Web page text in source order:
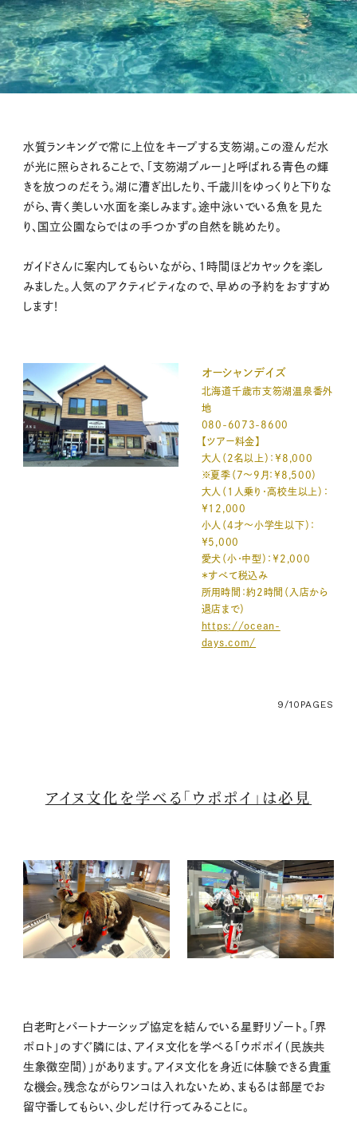
水質ランキングで常に上位をキープする支笏湖。この澄んだ水
が光に照らされることで、「支笏湖ブルー」と呼ばれる青色の輝
きを放つのだそう。湖に漕ぎ出したり、千歳川をゆっくりと下りな
がら、青く美しい水面を楽しみます。途中泳いでいる魚を見た
り、国立公園ならではの手つかずの自然を眺めたり。
ガイドさんに案内してもらいながら、1時間ほどカヤックを楽し
みました。人気のアクティビティなので、早めの予約をおすすめ
します！
オーシャンデイズ
北海道千歳市支笏湖温泉番外
地
080-6073-8600
【ツアー料金】
大人（2名以上）：￥8,000
※夏季（7～9月：￥8,500）
大人（1人乗り・高校生以上）：
￥12,000
小人（4才～小学生以下）：
￥5,000
愛犬（小・中型）：￥2,000
＊すべて税込み
所用時間：約2時間（入店から
退店まで）
https://ocean-
days.com/
9/10 PAGES
アイヌ文化を学べる「ウポポイ」は必見
白老町とパートナーシップ協定を結んでいる星野リゾート。「界
ポロト」のすぐ隣には、アイヌ文化を学べる「ウポポイ（民族共
生象徴空間）」があります。アイヌ文化を身近に体験できる貴重
な機会。残念ながらワンコは入れないため、まもるは部屋でお
留守番してもらい、少しだけ行ってみることに。